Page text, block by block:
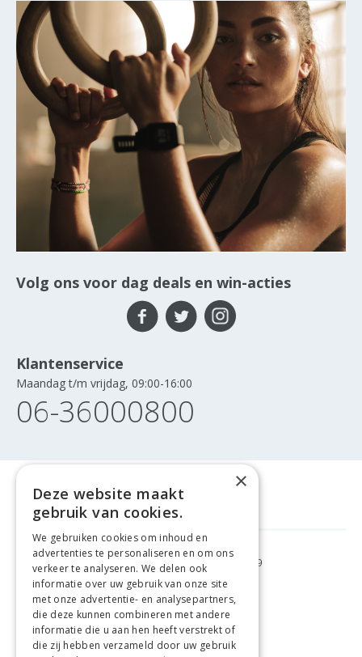
Volg ons voor dag deals en win-acties
Klantenservice
Maandag t/m vrijdag, 09:00-16:00
06-36000800
GRATIS VERZENDING VANAF €99
GEMAKKELIJKRETOURNEREN
LAAGSTEPRIJSGARANTIE
×
Deze website maakt
gebruik van cookies.
We gebruiken cookies om inhoud en
advertenties te personaliseren en om ons
verkeer te analyseren. We delen ook
informatie over uw gebruik van onze site
met onze advertentie- en analysepartners,
die deze kunnen combineren met andere
informatie die u aan hen heeft verstrekt of
die zij hebben verzameld door uw gebruik